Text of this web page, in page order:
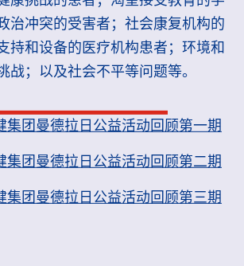
治冲突的受害者；社会康复机构的
持和设备的医疗机构患者；环境和
战；以及社会不平等问题等。
集团曼德拉日公益活动回顾第一期
集团曼德拉日公益活动回顾第二期
集团曼德拉日公益活动回顾第三期